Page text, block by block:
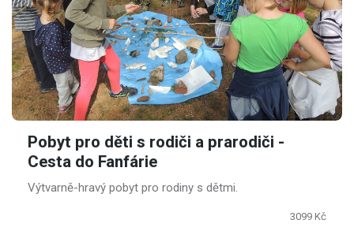
Pobyt pro děti s rodiči a prarodiči -
Cesta do Fanfárie
Výtvarně-hravý pobyt pro rodiny s dětmi.
3099 Kč